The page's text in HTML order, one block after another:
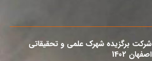
شرکت برگزیده شهرک علمی و تحقیقاتی
اصفهان 1402